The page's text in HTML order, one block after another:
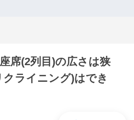
席(2列目)の広さは狭
ライニング)はでき